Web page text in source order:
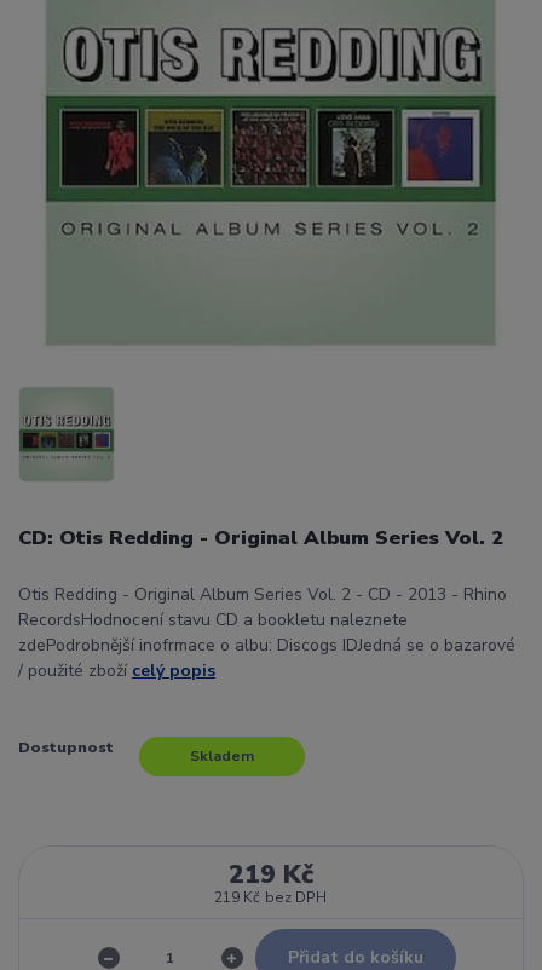
CD: Otis Redding - Original Album Series Vol. 2
Otis Redding - Original Album Series Vol. 2 - CD - 2013 - Rhino
RecordsHodnocení stavu CD a bookletu naleznete
zdePodrobnější inofrmace o albu: Discogs IDJedná se o bazarové
/ použité zboží celý popis
Dostupnost Skladem
219 Kč
219 Kč bez DPH
Přidat do košíku